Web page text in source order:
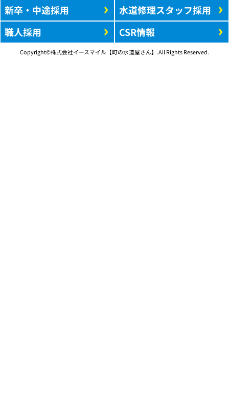
新卒・中途採用
職人採用
水道修理スタッフ採用
CSR情報
Copyright©株式会社イースマイル【町の水道屋さん】.All Rights Reserved.